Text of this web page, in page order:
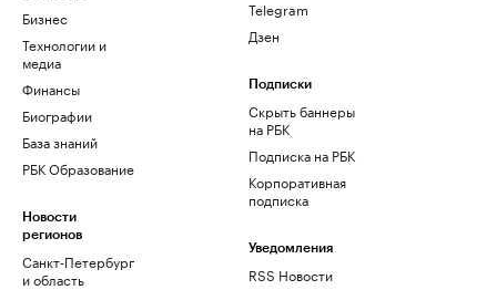
Бизнес
Технологии и
медиа
Финансы
Биографии
База знаний
РБК Образование
Новости
регионов
Санкт-Петербург
и область
Telegram
Дзен
Подписки
Скрыть баннеры
на РБК
Подписка на РБК
Корпоративная
подписка
Уведомления
RSS Новости